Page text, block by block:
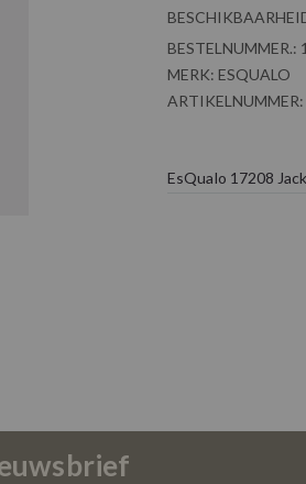
BESTELNUMMER.:
MERK: ESQUALO
ARTIKELNUMMER:
EsQualo 17208